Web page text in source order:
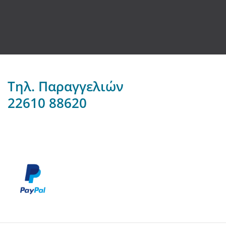
Τηλ. Παραγγελιών
22610 88620